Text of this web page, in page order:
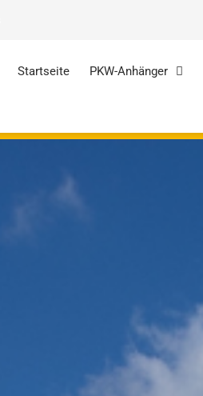
Startseite PKW-Anhänger